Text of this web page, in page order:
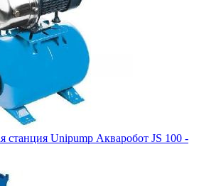
станция Unipump Акваробот JS 100 -